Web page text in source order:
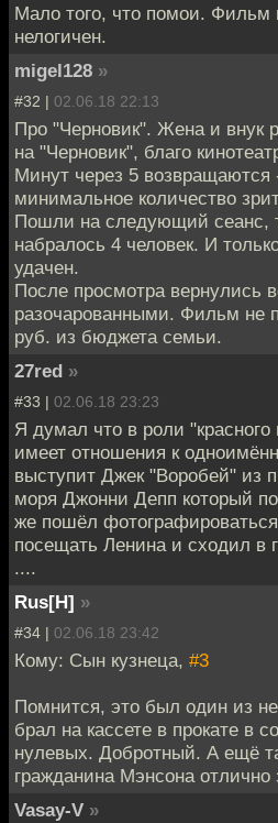
Мало того, что помои. Фильм
нелогичен.
migel128 »
#32 | 02.06.18 22:13
Про "Черновик". Жена и внук
на "Черновик", благо
Минут через 5 возвращаются
минимальное количество
Пошли на следующий сеанс,
набралось 4 человек. И
удачен.
После просмотра вернулись
разочарованными. Фильм не
руб. из бюджета семьи.
27red »
#33 | 02.06.18 23:23
Я думал что в роли
имеет отношения к
выступит Джек "Воробей" из
моря Джонни Депп который
же пошёл
посещать Ленина и сходил в
....
Rus[H] »
#34 | 02.06.18 23:42
Кому: Сын кузнеца, #3
Помнится, это был один из
брал на кассете в прокате в
нулевых. Добротный. А ещё
гражданина Мэнсона отлично
Vasay-V »